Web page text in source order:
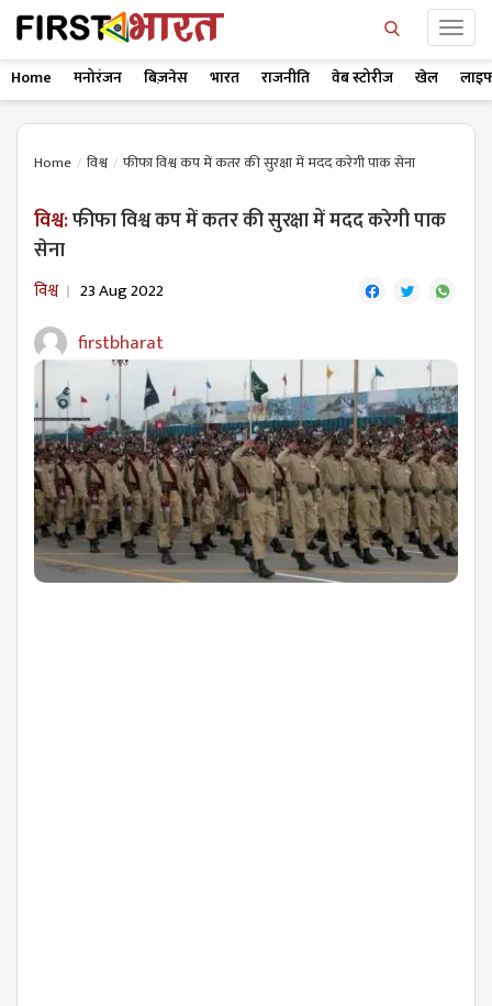
Home मनोरंजन बिज़नेस भारत राजनीति वेब स्टोरीज खेल
Home विश्व फीफा विश्व कप में कतर की सुरक्षा में मदद करेगी पाक सेना
विश्व:फीफा विश्व कप में कतर की सुरक्षा में मदद करेगी पाक
सेना
विश्व 23 Aug 2022
firstbharat